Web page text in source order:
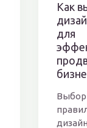
Как
для
Выбор